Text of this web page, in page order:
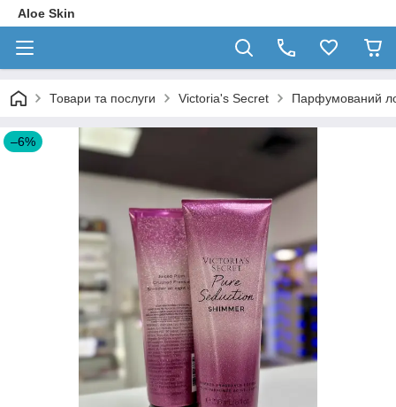
Aloe Skin
Товари та послуги Victoria's Secret Парфумований
–6%